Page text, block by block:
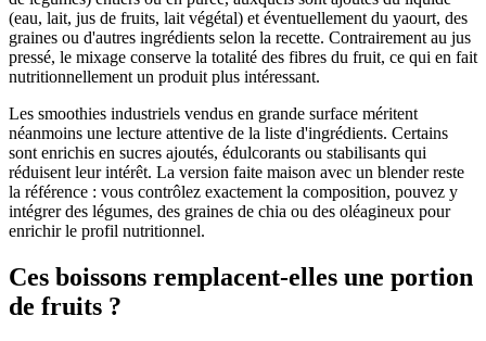
(eau, lait, jus de fruits, lait végétal) et éventuellement du yaourt, des
graines ou d'autres ingrédients selon la recette. Contrairement au jus
pressé, le mixage conserve la totalité des fibres du fruit, ce qui en fait
nutritionnellement un produit plus intéressant.
Les smoothies industriels vendus en grande surface méritent
néanmoins une lecture attentive de la liste d'ingrédients. Certains
sont enrichis en sucres ajoutés, édulcorants ou stabilisants qui
réduisent leur intérêt. La version faite maison avec un blender reste
la référence : vous contrôlez exactement la composition, pouvez y
intégrer des légumes, des graines de chia ou des oléagineux pour
enrichir le profil nutritionnel.
Ces boissons remplacent-elles une portion
de fruits ?